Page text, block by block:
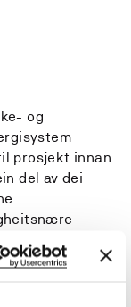
og
prosjekt innan
del av dei
energi
og